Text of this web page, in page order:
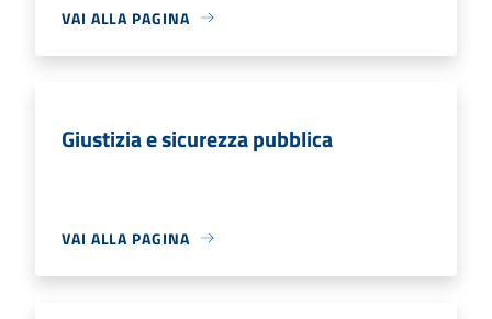
VAI ALLA PAGINA
Giustizia e sicurezza pubblica
VAI ALLA PAGINA